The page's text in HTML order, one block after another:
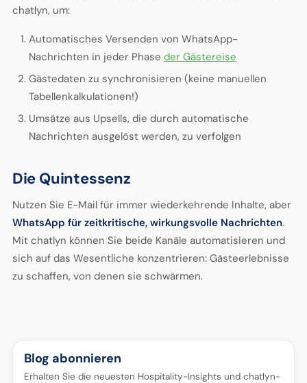
chatlyn, um:
Automatisches Versenden von WhatsApp-
Nachrichten in jeder Phase der Gästereise
Gästedaten zu synchronisieren (keine manuellen
Tabellenkalkulationen!)
Umsätze aus Upsells, die durch automatische
Nachrichten ausgelöst werden, zu verfolgen
Die Quintessenz
Nutzen Sie E-Mail für immer wiederkehrende Inhalte, aber
WhatsApp für zeitkritische, wirkungsvolle Nachrichten.
Mit chatlyn können Sie beide Kanäle automatisieren und
sich auf das Wesentliche konzentrieren: Gästeerlebnisse
zu schaffen, von denen sie schwärmen.
Blog abonnieren
Erhalten Sie die neuesten Hospitality-Insights und chatlyn-